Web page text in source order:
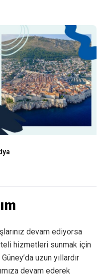
devam ediyorsa
hizmetleri sunmak için
uzun yıllardır
devam ederek